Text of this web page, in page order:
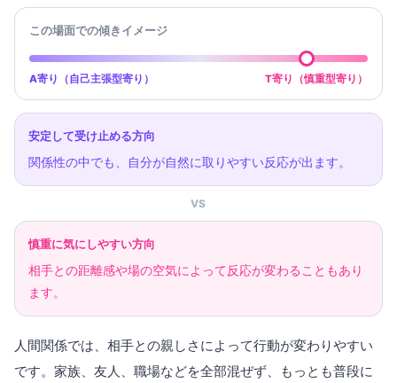
この場面での傾きイメージ
A寄り（自己主張型寄り） T寄り（慎重型寄り）
安定して受け止める方向
関係性の中でも、自分が自然に取りやすい反応が出ます。
VS
慎重に気にしやすい方向
相手との距離感や場の空気によって反応が変わることもあり
ます。
人間関係では、相手との親しさによって行動が変わりやすい
です。家族、友人、職場などを全部混ぜず、もっとも普段に